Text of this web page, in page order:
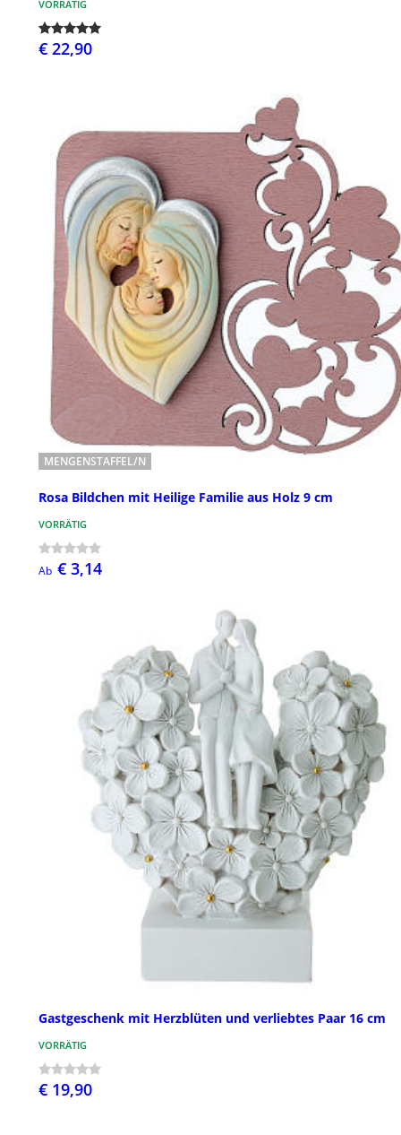
VORRÄTIG
€ 22,90
MENGENSTAFFEL/N
Rosa Bildchen mit Heilige Familie aus Holz 9 cm
VORRÄTIG
Ab € 3,14
Gastgeschenk mit Herzblüten und verliebtes Paar 16 cm
VORRÄTIG
€ 19,90